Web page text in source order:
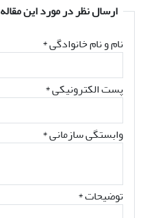
ارسال نظر در مورد این مقاله
نام و نام خانوادگی*
پست الکترونیکی*
وابستگی سازمانی *
توضیحات *